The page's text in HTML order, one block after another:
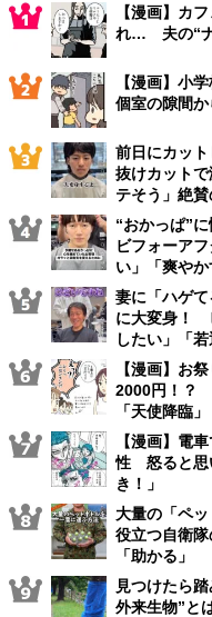
【漫画】カ
れ… 夫の“ナ
【漫画】小
個室の隙間か
前日にカッ
抜けカット
テそう」絶
“おかっぱ”
ビフォーア
い」「爽や
妻に「ハゲ
に大変身！
したい」「若
【漫画】お
2000円！？
「天使降臨」
【漫画】電
性 怒ると思
き！」
大量の「ペ
役立つ自衛隊
「助かる」
見つけたら
外来生物”と